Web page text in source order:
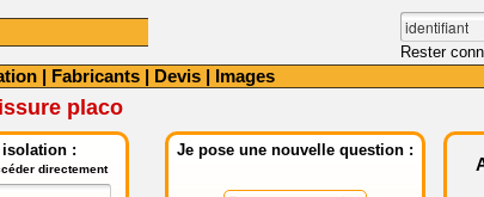
Rester
| Fabricants | Devis | Images
placo
isolation :
directement
Je pose une nouvelle question :